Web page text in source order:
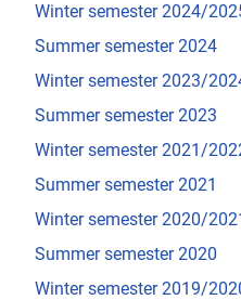
Winter semester 2024/
Summer semester 2024
Winter semester 2023/
Summer semester 2023
Winter semester 2021/
Summer semester 2021
Winter semester 2020/
Summer semester 2020
Winter semester 2019/